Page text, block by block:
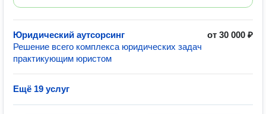
Юридический аутсорсинг
от 30 000 ₽
Решение всего комплекса юридических задач
практикующим юристом
Ещё 19 услуг